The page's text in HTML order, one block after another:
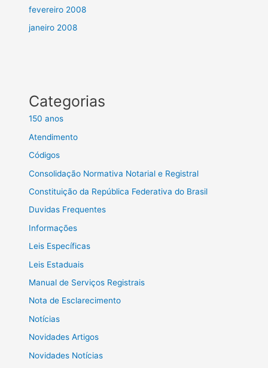
fevereiro 2008
janeiro 2008
Categorias
150 anos
Atendimento
Códigos
Consolidação Normativa Notarial e Registral
Constituição da República Federativa do Brasil
Duvidas Frequentes
Informações
Leis Específicas
Leis Estaduais
Manual de Serviços Registrais
Nota de Esclarecimento
Notícias
Novidades Artigos
Novidades Notícias